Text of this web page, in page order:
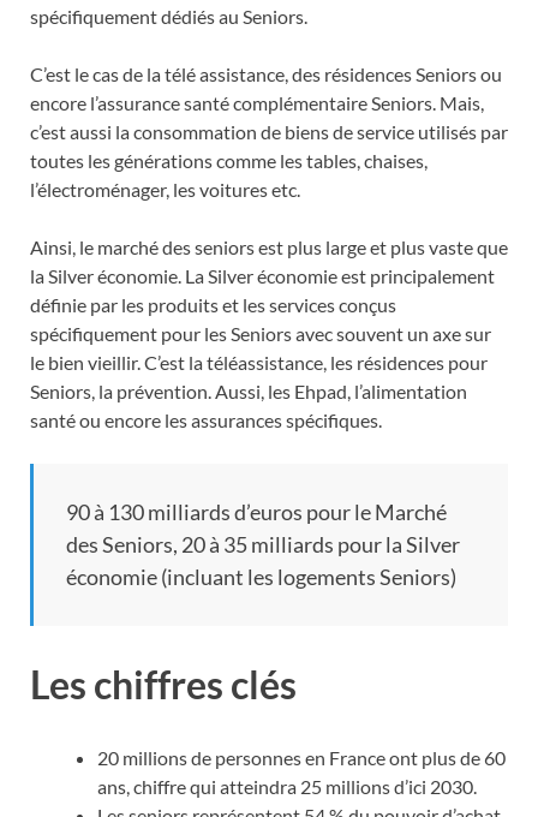
spécifiquement dédiés au Seniors.
C’est le cas de la télé assistance, des résidences Seniors ou
encore l’assurance santé complémentaire Seniors. Mais,
c’est aussi la consommation de biens de service utilisés par
toutes les générations comme les tables, chaises,
l’électroménager, les voitures etc.
Ainsi, le marché des seniors est plus large et plus vaste que
la Silver économie. La Silver économie est principalement
définie par les produits et les services conçus
spécifiquement pour les Seniors avec souvent un axe sur
le bien vieillir. C’est la téléassistance, les résidences pour
Seniors, la prévention. Aussi, les Ehpad, l’alimentation
santé ou encore les assurances spécifiques.
90 à 130 milliards d’euros pour le Marché
des Seniors, 20 à 35 milliards pour la Silver
économie (incluant les logements Seniors)
Les chiffres clés
20 millions de personnes en France ont plus de 60
ans, chiffre qui atteindra 25 millions d’ici 2030.